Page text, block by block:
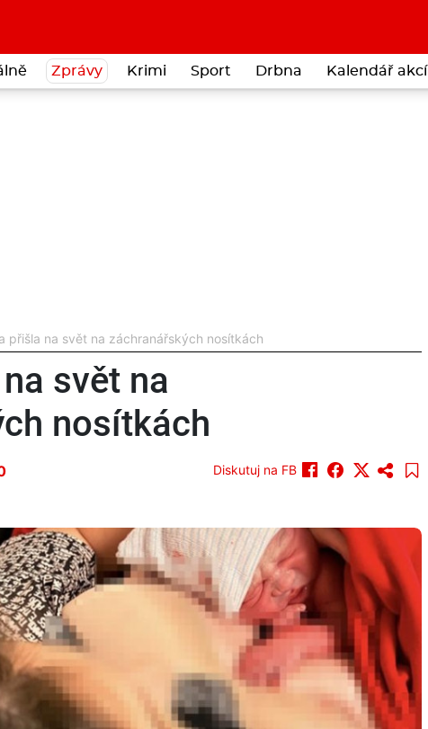
Zprávy Krimi Sport Drbna Kalendář akcí
přišla na svět na záchranářských nosítkách
svět na
nosítkách
Diskutuj na FB